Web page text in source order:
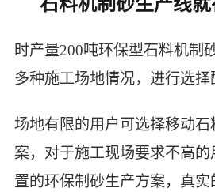
时产量200吨环保型石料机制
多种施工场地情况，进行选择
场地有限的用户可选择移动石
案，对于施工现场要求不高
置的环保制砂生产方案，真实